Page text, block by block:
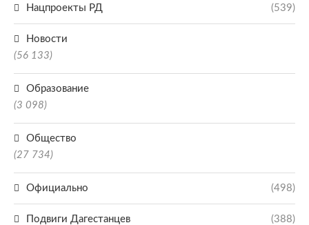
Нацпроекты РД (539)
Новости
(56 133)
Образование
(3 098)
Общество
(27 734)
Официально (498)
Подвиги Дагестанцев (388)